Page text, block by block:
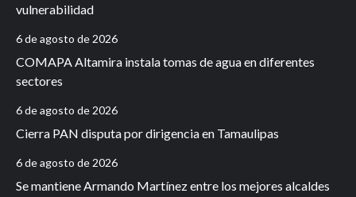
vulnerabilidad
6 de agosto de 2026
COMAPA Altamira instala tomas de agua en diferentes
sectores
6 de agosto de 2026
Cierra PAN disputa por dirigencia en Tamaulipas
6 de agosto de 2026
Se mantiene Armando Martínez entre los mejores alcaldes